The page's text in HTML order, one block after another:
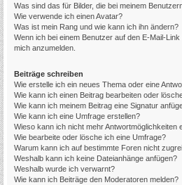
Was sind das für Bilder, die bei meinem
Wie verwende ich einen Avatar?
Was ist mein Rang und wie kann ich ihn ändern?
Wenn ich bei einem Benutzer auf den E-Mail-
mich anzumelden.
Beiträge schreiben
Wie erstelle ich ein neues Thema oder eine
Wie kann ich einen Beitrag bearbeiten oder
Wie kann ich meinem Beitrag eine Signatur
Wie kann ich eine Umfrage erstellen?
Wieso kann ich nicht mehr Antwortmöglichkeiten
Wie bearbeite oder lösche ich eine Umfrage?
Warum kann ich auf bestimmte Foren nicht
Weshalb kann ich keine Dateianhänge anfügen?
Weshalb wurde ich verwarnt?
Wie kann ich Beiträge den Moderatoren melden?